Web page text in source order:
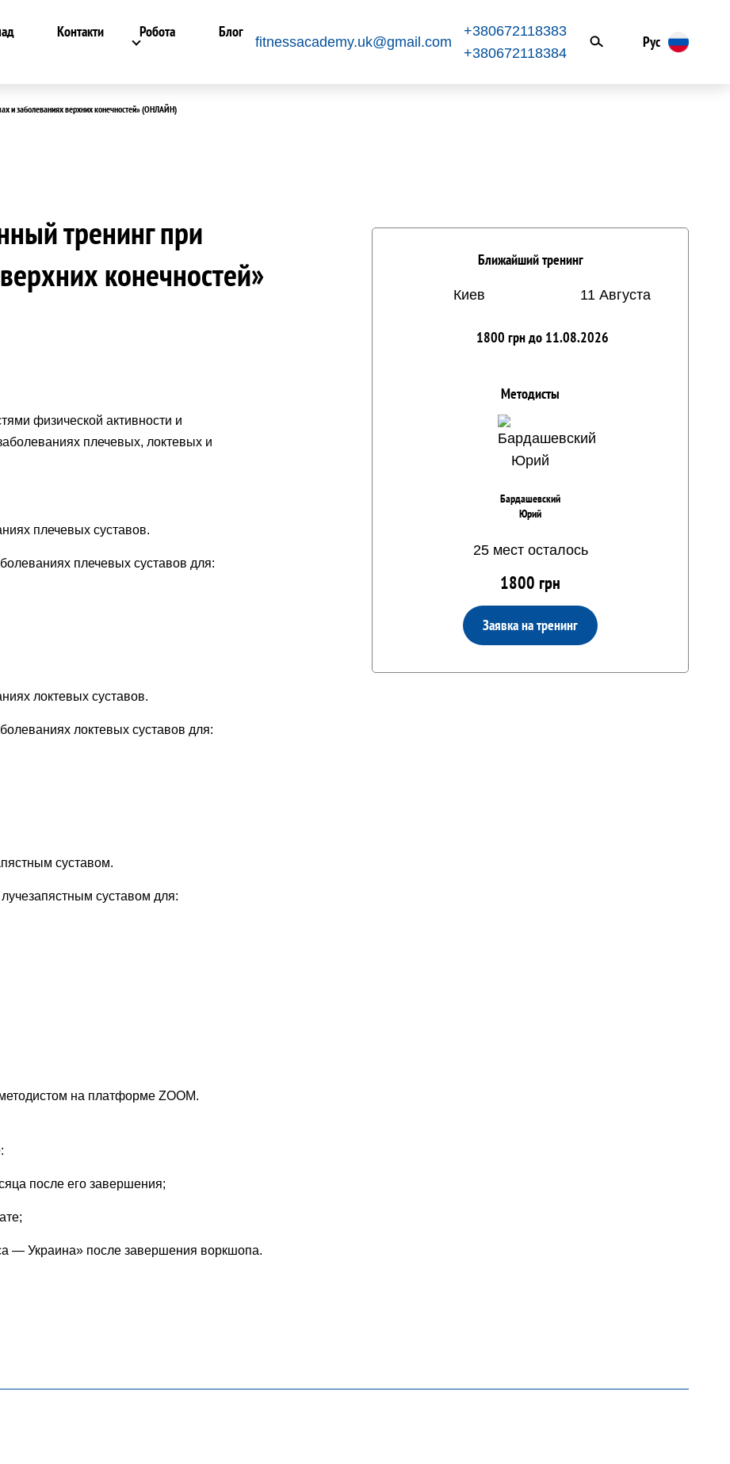
Контакти Робота Блог
fitnessacademy.uk@gmail.com
+380672118383
+380672118384
Рус
и заболеваниях верхних конечностей» (ОНЛАЙН)
тренинг при
конечностей»
Ближайший тренинг
Киев 11 Августа
1800 грн до 11.08.2026
Методисты
Бардашевский
Юрий
25 мест осталось
1800 грн
Заявка на тренинг
физической активности и
плечевых, локтевых и
плечевых суставов.
плечевых суставов для:
локтевых суставов.
локтевых суставов для:
суставом.
суставом для:
на платформе ZOOM.
после его завершения;
— Украина» после завершения воркшопа.